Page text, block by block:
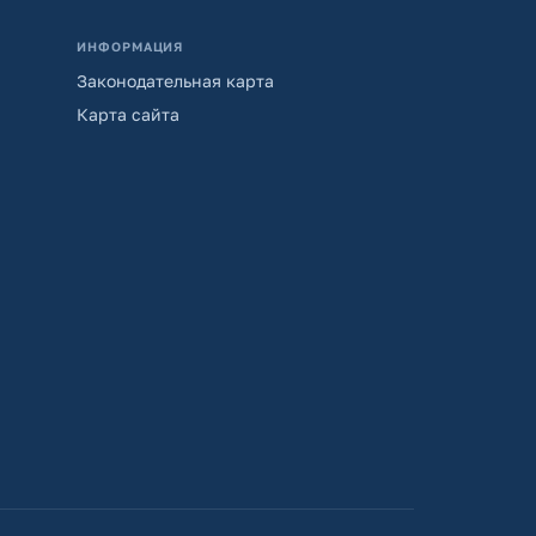
ИНФОРМАЦИЯ
Законодательная карта
Карта сайта